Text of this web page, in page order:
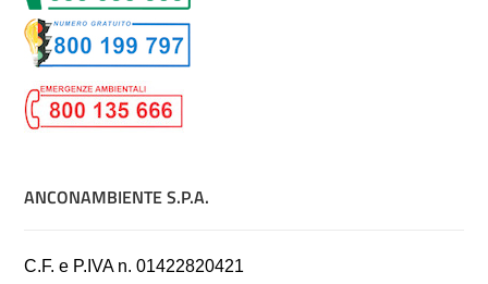
ANCONAMBIENTE S.P.A.
C.F. e P.IVA n. 01422820421